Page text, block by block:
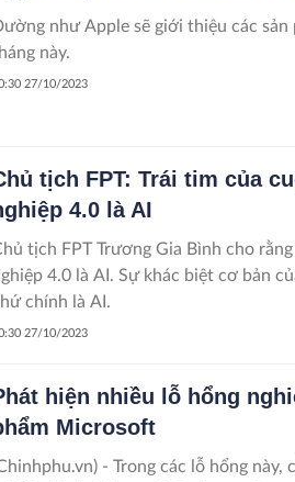
như Apple sẽ giới thiệu các
này.
27/10/2023
tịch FPT: Trái tim của
4.0 là AI
tịch FPT Trương Gia Bình cho
4.0 là AI. Sự khác biệt cơ bản
chính là AI.
27/10/2023
hiện nhiều lỗ hổng
Microsoft
- Trong các lỗ hổng